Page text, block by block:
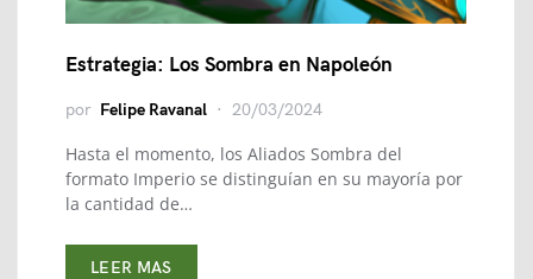
Estrategia: Los Sombra en Napoleón
por Felipe Ravanal 20/03/2024
Hasta el momento, los Aliados Sombra del
formato Imperio se distinguían en su mayoría por
la cantidad de…
LEER MAS